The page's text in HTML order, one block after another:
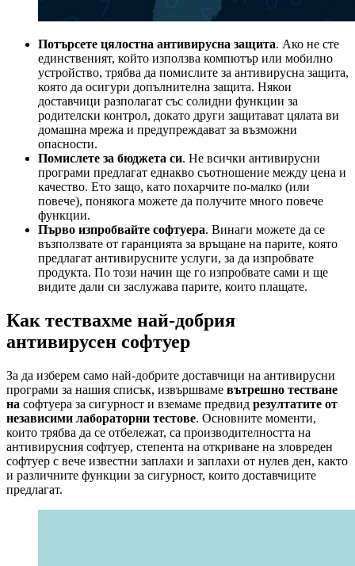
Потърсете цялостна антивирусна защита. Ако не сте
единственият, който използва компютър или мобилно
устройство, трябва да помислите за антивирусна защита,
която да осигури допълнителна защита. Някои
доставчици разполагат със солидни функции за
родителски контрол, докато други защитават цялата ви
домашна мрежа и предупреждават за възможни
опасности.
Помислете за бюджета си. Не всички антивирусни
програми предлагат еднакво съотношение между цена и
качество. Ето защо, като похарчите по-малко (или
повече), понякога можете да получите много повече
функции.
Първо изпробвайте софтуера. Винаги можете да се
възползвате от гаранцията за връщане на парите, която
предлагат антивирусните услуги, за да изпробвате
продукта. По този начин ще го изпробвате сами и ще
видите дали си заслужава парите, които плащате.
Как тествахме най-добрия
антивирусен софтуер
За да изберем само най-добрите доставчици на антивирусни
програми за нашия списък, извършваме вътрешно тестване
на софтуера за сигурност и вземаме предвид резултатите от
независими лабораторни тестове. Основните моменти,
които трябва да се отбележат, са производителността на
антивирусния софтуер, степента на откриване на зловреден
софтуер с вече известни заплахи и заплахи от нулев ден, както
и различните функции за сигурност, които доставчиците
предлагат.